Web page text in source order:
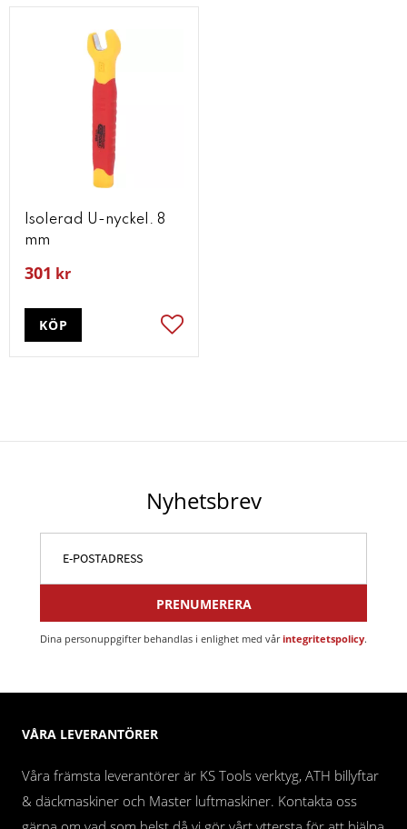
Isolerad U-nyckel. 8
mm
301 kr
Lägg till i favoriter
KÖP
Nyhetsbrev
PRENUMERERA
Dina personuppgifter behandlas i enlighet med vårintegritetspolicy.
VÅRA LEVERANTÖRER
Våra främsta leverantörer är KS Tools verktyg, ATH billyftar
& däckmaskiner och Master luftmaskiner. Kontakta oss